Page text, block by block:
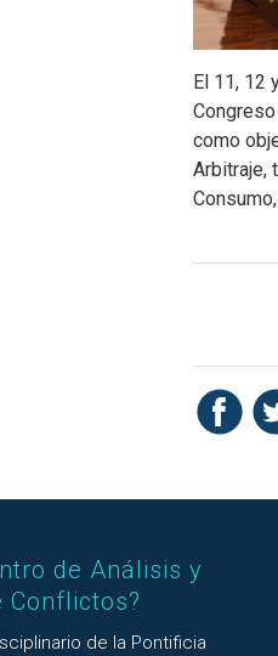
El 11, 12
como
Arbitraje,
de Análisis y
Conflictos?
de la Pontificia